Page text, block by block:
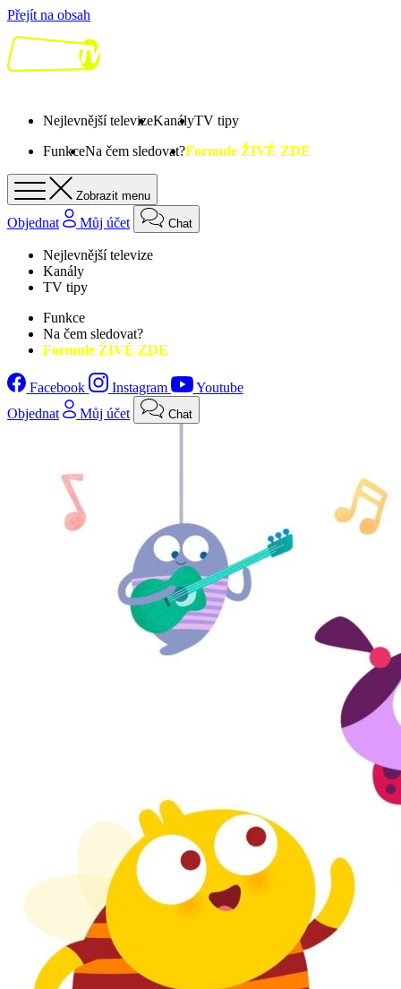
Přejít na obsah
Nejlevnější televizeKanályTV tipy
FunkceNa čem sledovat?Formule ŽIVĚ ZDE
Zobrazit menu
Objednat Můj účet Chat
Nejlevnější televize
Kanály
TV tipy
Funkce
Na čem sledovat?
Formule ŽIVĚ ZDE
Facebook Instagram
Youtube
Objednat
Můj účet Chat